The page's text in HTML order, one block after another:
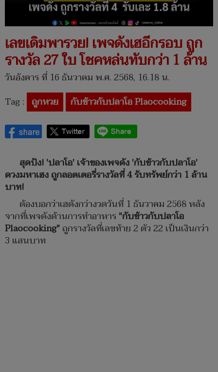
เลขเดิมพารวย! เพจดังเฮอีกรอบ ถูก
รางวัล 27 ใบ โชคหล่นทับกว่า 1 ล้าน
วันอังคาร ที่ 16 ธันวาคม พ.ศ. 2568, 16.18 น.
Tag : ถูกหวย กับข้าวกับปลาโอ Plaocooking
สุดปัง! 'ปลาโอ' เจ้าของเพจดัง 'กับข้าวกับปลาโอ'
ดวงมหาเฮง ถูกลอตเตอรี่รางวัลที่ 4 รับทรัพย์กว่า 1 ล้าน
บาท!
ต้องบอกว่าเฮดังกว่างวดวันที่ 1 ธันวาคม 2568 หลัง
จากที่เพจดังด้านการทำอาหาร"กับข้าวกับปลาโอ
Plaocooking"ถูกรางวัลที่เลขท้าย 2 ตัว 22 เป็นเงินกว่า
3 แสนบาท